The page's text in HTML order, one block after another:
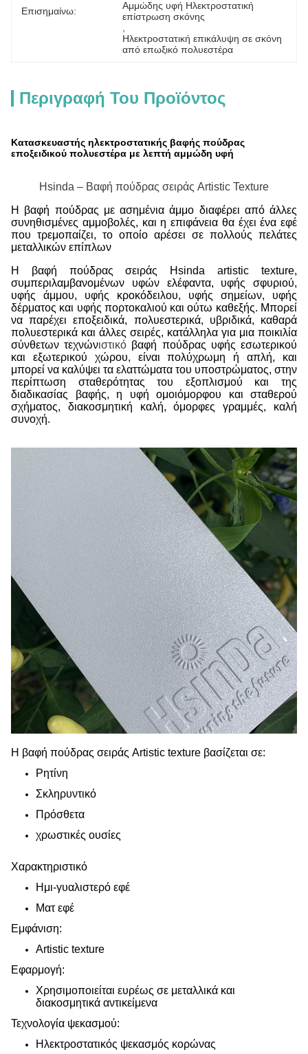
Επισημαίνω:
Αμμώδης υφή Ηλεκτροστατική
επίστρωση σκόνης
Ηλεκτροστατική επικάλυψη σε σκόνη
από επωξικό πολυεστέρα
Περιγραφή Του Προϊόντος
Κατασκευαστής ηλεκτροστατικής βαφής πούδρας
εποξειδικού πολυεστέρα με λεπτή αμμώδη υφή
Hsinda – Βαφή πούδρας σειράς Artistic Texture
Η βαφή πούδρας με ασημένια άμμο διαφέρει από άλλες
συνηθισμένες αμμοβολές, και η επιφάνεια θα έχει ένα εφέ
που τρεμοπαίζει, το οποίο αρέσει σε πολλούς πελάτες
μεταλλικών επίπλων
Η βαφή πούδρας σειράς Hsinda artistic texture,
συμπεριλαμβανομένων υφών ελέφαντα, υφής σφυριού,
υφής άμμου, υφής κροκόδειλου, υφής σημείων, υφής
δέρματος και υφής πορτοκαλιού και ούτω καθεξής. Μπορεί
να παρέχει εποξειδικά, πολυεστερικά, υβριδικά, καθαρά
πολυεστερικά και άλλες σειρές, κατάλληλα για μια ποικιλία
σύνθετων τεχνώνιστικό βαφή πούδρας υφής εσωτερικού
και εξωτερικού χώρου, είναι πολύχρωμη ή απλή, και
μπορεί να καλύψει τα ελαττώματα του υποστρώματος, στην
περίπτωση σταθερότητας του εξοπλισμού και της
διαδικασίας βαφής, η υφή ομοιόμορφου και σταθερού
σχήματος, διακοσμητική καλή, όμορφες γραμμές, καλή
συνοχή.
Η βαφή πούδρας σειράς Artistic texture βασίζεται σε:
Ρητίνη
Σκληρυντικό
Πρόσθετα
χρωστικές ουσίες
Χαρακτηριστικό
Ημι-γυαλιστερό εφέ
Ματ εφέ
Εμφάνιση:
Artistic texture
Εφαρμογή:
Χρησιμοποιείται ευρέως σε μεταλλικά και
διακοσμητικά αντικείμενα
Τεχνολογία ψεκασμού:
Ηλεκτροστατικός ψεκασμός κορώνας